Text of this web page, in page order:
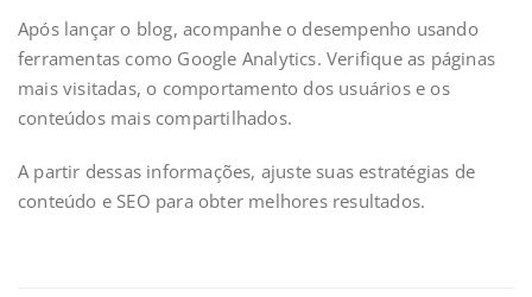
Após lançar o blog, acompanhe o desempenho usando
ferramentas como Google Analytics. Verifique as páginas
mais visitadas, o comportamento dos usuários e os
conteúdos mais compartilhados.
A partir dessas informações, ajuste suas estratégias de
conteúdo e SEO para obter melhores resultados.